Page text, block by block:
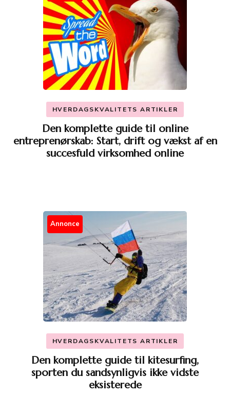
HVERDAGSKVALITETS ARTIKLER
Den komplette guide til online
entreprenørskab: Start, drift og vækst af en
succesfuld virksomhed online
Annonce
HVERDAGSKVALITETS ARTIKLER
Den komplette guide til kitesurfing,
sporten du sandsynligvis ikke vidste
eksisterede